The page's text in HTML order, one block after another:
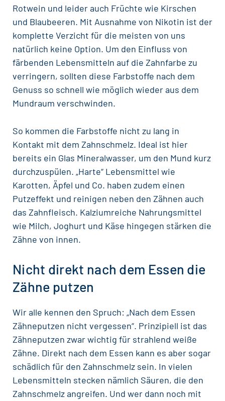
Rotwein und leider auch Früchte wie Kirschen
und Blaubeeren. Mit Ausnahme von Nikotin ist der
komplette Verzicht für die meisten von uns
natürlich keine Option. Um den Einfluss von
färbenden Lebensmitteln auf die Zahnfarbe zu
verringern, sollten diese Farbstoffe nach dem
Genuss so schnell wie möglich wieder aus dem
Mundraum verschwinden.
So kommen die Farbstoffe nicht zu lang in
Kontakt mit dem Zahnschmelz. Ideal ist hier
bereits ein Glas Mineralwasser, um den Mund kurz
durchzuspülen. „Harte“ Lebensmittel wie
Karotten, Äpfel und Co. haben zudem einen
Putzeffekt und reinigen neben den Zähnen auch
das Zahnfleisch. Kalziumreiche Nahrungsmittel
wie Milch, Joghurt und Käse hingegen stärken die
Zähne von innen.
Nicht direkt nach dem Essen die
Zähne putzen
Wir alle kennen den Spruch: „Nach dem Essen
Zähneputzen nicht vergessen“. Prinzipiell ist das
Zähneputzen zwar wichtig für strahlend weiße
Zähne. Direkt nach dem Essen kann es aber sogar
schädlich für den Zahnschmelz sein. In vielen
Lebensmitteln stecken nämlich Säuren, die den
Zahnschmelz angreifen. Und wer dann noch mit